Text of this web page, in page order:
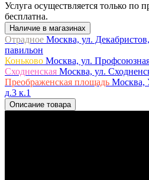
Услуга осуществляется только по
бесплатна.
Наличие в магазинах
Отрадное Москва, ул.
павильон
Коньково Москва, ул.
Сходненская Москва, ул.
Преображенская площадь Москва,
д.3 к.1
Описание товара